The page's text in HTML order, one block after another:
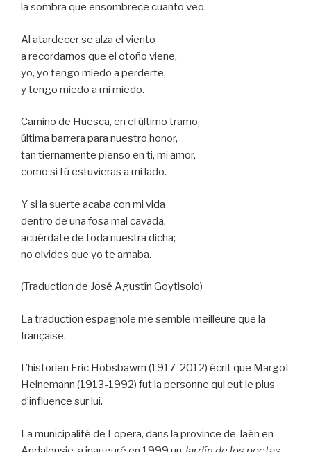
la sombra que ensombrece cuanto veo.
Al atardecer se alza el viento
a recordarnos que el otoño viene,
yo, yo tengo miedo a perderte,
y tengo miedo a mi miedo.
Camino de Huesca, en el último tramo,
última barrera para nuestro honor,
tan tiernamente pienso en ti, mi amor,
como si tú estuvieras a mi lado.
Y si la suerte acaba con mi vida
dentro de una fosa mal cavada,
acuérdate de toda nuestra dicha;
no olvides que yo te amaba.
(Traduction de José Agustín Goytisolo)
La traduction espagnole me semble meilleure que la
française.
L’historien Eric Hobsbawm (1917-2012) écrit que Margot
Heinemann (1913-1992) fut la personne qui eut le plus
d’influence sur lui.
La municipalité de Lopera, dans la province de Jaén en